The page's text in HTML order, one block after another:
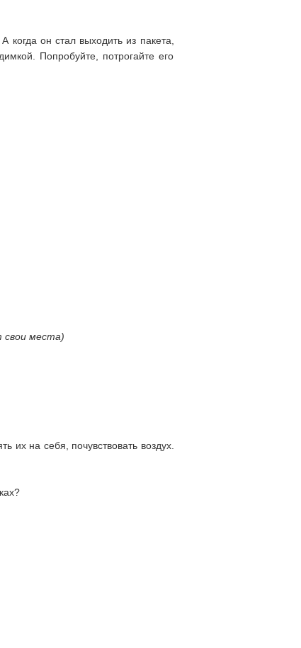
он стал выходить из пакета,
Попробуйте, потрогайте его
свои места)
их на себя, почувствовать воздух.